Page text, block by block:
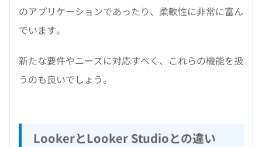
のアプリケーションであったり、柔軟性に非常に富ん
でいます。
新たな要件やニーズに対応すべく、これらの機能を扱
うのも良いでしょう。
LookerとLooker Studioとの違い